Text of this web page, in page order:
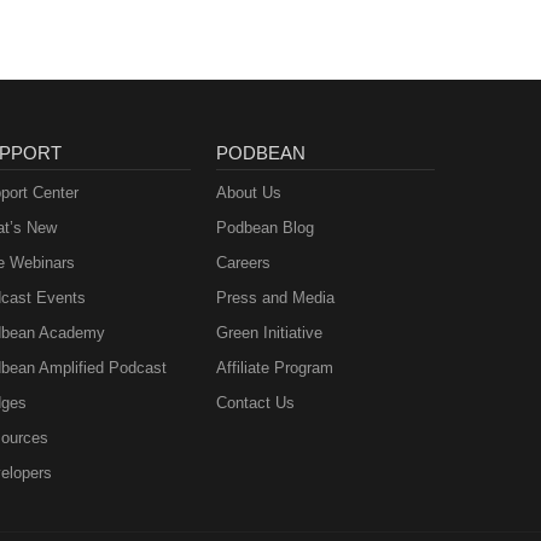
Center
New
Webinars
Events
Academy
Amplified Podcast
PODBEAN
About Us
Podbean Blog
Careers
Press and Media
Green Initiative
Affiliate Program
Contact Us